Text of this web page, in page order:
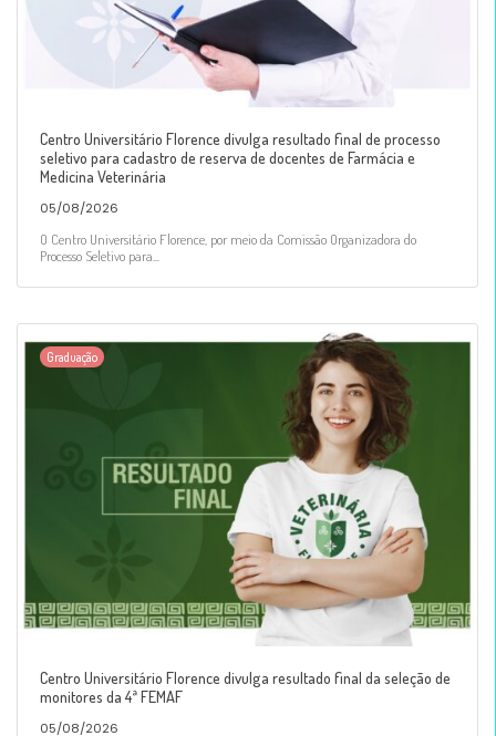
Centro Universitário Florence divulga resultado final de processo
seletivo para cadastro de reserva de docentes de Farmácia e
Medicina Veterinária
05/08/2026
O Centro Universitário Florence, por meio da Comissão Organizadora do
Processo Seletivo para...
Graduação
Centro Universitário Florence divulga resultado final da seleção de
monitores da 4ª FEMAF
05/08/2026